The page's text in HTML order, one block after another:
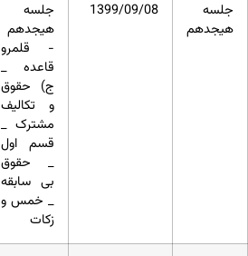
جلسه
هیجدهم
1399/09/08
جلسه
هیجدهم
- قلمرو
قاعده _
ج) حقوق
و تکالیف
مشترک _
قسم اول
_ حقوق
بی سابقه
_ خمس و
زکات